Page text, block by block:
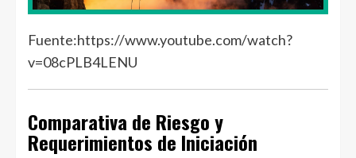
Fuente:https://www.youtube.com/watch?
v=08cPLB4LENU
Comparativa de Riesgo y
Requerimientos de Iniciación